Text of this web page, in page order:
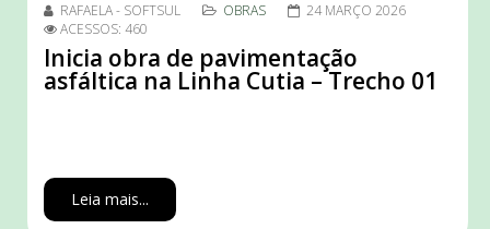
RAFAELA - SOFTSUL OBRAS
24 MARÇO 2026
ACESSOS: 460
Inicia obra de pavimentação
asfáltica na Linha Cutia – Trecho 01
Leia mais...